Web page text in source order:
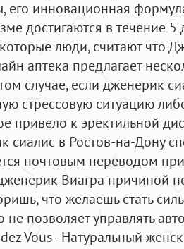
инновационная
достигаются в течение
люди, считают что
аптека предлагает
случае, если дженерик
стрессовую ситуацию
привело к эректильной
сиалис в Ростов-на-Дону
почтовым переводом
Виагра причиной
что желаешь стать
не позволяет управлять
Vous - Натуральный